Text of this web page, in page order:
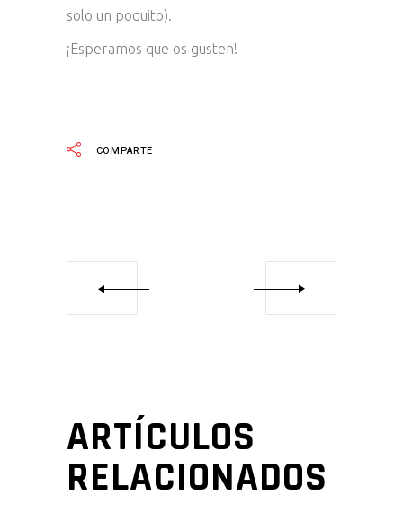
solo un poquito).
¡Esperamos que os gusten!
COMPARTE
ARTÍCULOS
RELACIONADOS